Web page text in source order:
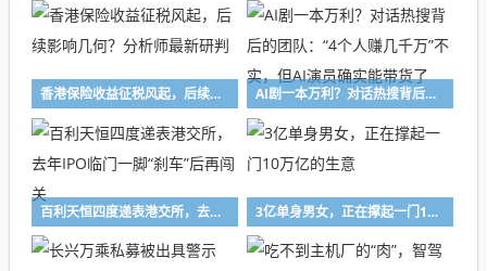
香港保险收益征税风起，后续影响几何？分析师最新研判 AI剧一本万利？对话热搜背后的团队：“4个人赚几千万”不实，但AI演员确实能带货了
百利天恒四度递表港交所，去年IPO临门一脚“刹车”后再闯关 3亿单身男女，正在撑起一门10万亿的生意